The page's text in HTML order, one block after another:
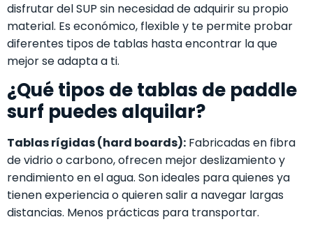
disfrutar del SUP sin necesidad de adquirir su propio
material. Es económico, flexible y te permite probar
diferentes tipos de tablas hasta encontrar la que
mejor se adapta a ti.
¿Qué tipos de tablas de paddle
surf puedes alquilar?
Tablas rígidas (hard boards): Fabricadas en fibra
de vidrio o carbono, ofrecen mejor deslizamiento y
rendimiento en el agua. Son ideales para quienes ya
tienen experiencia o quieren salir a navegar largas
distancias. Menos prácticas para transportar.